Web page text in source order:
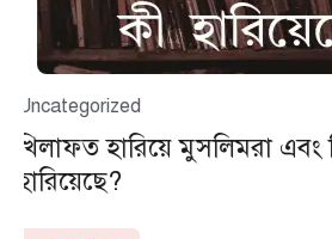
বই নিয়ে নানান কথা
বই কেন পড়া উচিত? —
অনন্য সঙ্গী
মানুষের জীবনে যে জিনিসটি সবচেয়ে বেশি